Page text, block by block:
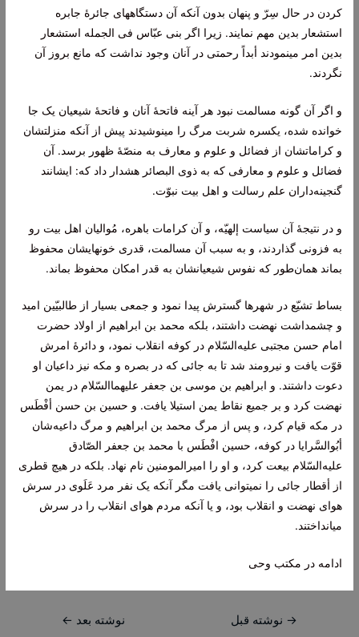
کردن‌ در حال‌ سِرّ و پنهان‌ بدون‌ آنکه‌ آن‌ دستگاههای جائرۀ جابره‌
استشعار بدين‌ مهم‌ نمايند. زيرا اگر بنی عبّاس‌ فی الجمله‌ استشعار
بدين‌ امر مینمودند أبداً رحمتی در آنان‌ وجود نداشت‌ که‌ مانع‌ بروز آن‌
نگردند.
و اگر آن‌ گونه‌ مسالمت‌ نبود هر آينه‌ فاتحۀ آنان‌ و فاتحۀ شيعيان‌ يک جا
خوانده‌ شده‌، يکسره‌ شربت‌ مرگ‌ را مینوشيدند پيش‌ از آنکه‌ منزلتشان‌
و کراماتشان‌ از فضائل‌ و علوم‌ و معارف‌ به‌ منصّۀ ظهور برسد. آن‌
فضائل‌ و علوم‌ و معارفی که‌ به‌ ذوی البصائر هشدار داد که‌: ايشانند
گنجينه‌داران‌ علم‌ رسالت‌ و اهل‌ بيت‌ نبوّت‌.
و در نتيجۀ آن‌ سياست‌ إلهيّه‌، و آن‌ کرامات‌ باهره‌، مُواليان‌ اهل‌ بيت‌ رو
به‌ فزونی گذاردند، و به‌ سبب‌ آن‌ مسالمت‌، قدری خونهايشان‌ محفوظ‌
بماند همان‌طور که‌ نفوس‌ شيعيانشان‌ به‌ قدر امکان‌ محفوظ‌ بماند.
بساط‌ تشيّع‌ در شهرها گسترش‌ پيدا نمود و جمعی بسيار از طالبيّين‌ اميد
و چشمداشت‌ نهضت‌ داشتند، بلکه‌ محمد بن‌ ابراهيم‌ از اولاد حضرت‌
امام‌ حسن‌ مجتبی عليه‌السّلام در کوفه‌ انقلاب‌ نمود، و دائرۀ امرش‌
قوّت‌ يافت‌ و نيرومند شد تا به‌ جائی که‌ در بصره‌ و مکه‌ نيز داعيان‌ او
دعوت‌ داشتند. و ابراهيم‌ بن‌ موسی بن‌ جعفر عليهما‌السّلام در يمن‌
نهضت‌ کرد و بر جميع‌ نقاط‌ يمن‌ استيلا يافت‌. و حسين‌ بن‌ حسن أفْطَس‌
در مکه‌ قيام‌ کرد، و پس‌ از مرگ‌ محمد بن‌ ابراهيم‌ و مرگ‌ داعيه‌شان‌
أبُوالسَّرايا در کوفه‌، حسين‌ افْطَس‌ با محمد بن‌ جعفر الصّادق‌
عليه‌السّلام بيعت‌ کرد، و او را اميرالمومنين‌ نام‌ نهاد. بلکه‌ در هيچ‌ قطری
از أقطار جائی را نمیتوانی يافت‌ مگر آنکه‌ يک‌ نفر مرد عَلَوی در سرش‌
هوای نهضت‌ و انقلاب‌ بود، و يا آنکه‌ مردم‌ هوای انقلاب‌ را در سرش‌
میانداختند.
ادامه در مکتب وحی
راهبری
→ نوشته قبل نوشته بعد ←